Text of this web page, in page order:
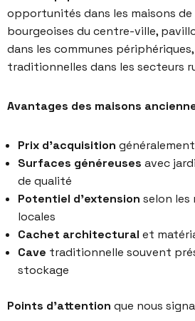
opportunités dans les maisons de
bourgeoises du centre-ville,
dans les communes
traditionnelles dans les secteurs
Avantages des maisons
Prix d’acquisition
Surfaces généreuses avec
de qualité
Potentiel d’extension selon
locales
Cachet architectural et
Cave traditionnelle souvent
stockage
Points d’attention que nous